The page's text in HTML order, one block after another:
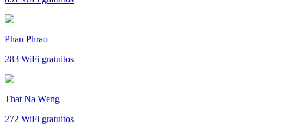
Phan Phrao
283 WiFi gratuitos
That Na Weng
272 WiFi gratuitos